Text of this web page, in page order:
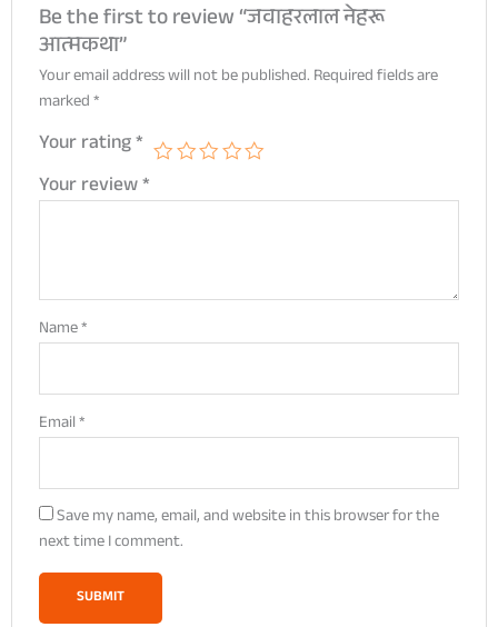
Be the first to review “जवाहरलाल नेहरू
आत्मकथा”
Your email address will not be published. Required fields are
marked*
Your rating*
Your review*
Name*
Email*
Save my name, email, and website in this browser for the
next time I comment.